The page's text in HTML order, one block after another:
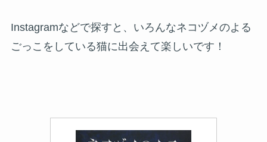
Instagramなどで探すと、いろんなネコヅメのよる
ごっこをしている猫に出会えて楽しいです！